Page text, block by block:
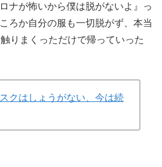
ナが怖いから僕は脱がないよ』っ
ろか自分の服も一切脱がず、本当
りまくっただけで帰っていった
スクはしょうがない、今は続